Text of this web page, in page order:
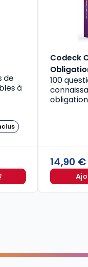
de
à
Codeck
100
14,90 €